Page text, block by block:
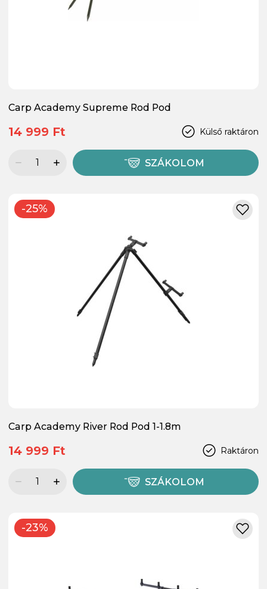
Carp Academy Supreme Rod Pod
Külső raktáron
14 999 Ft
SZÁKOLOM
-25%
Carp Academy River Rod Pod 1-1.8m
Raktáron
14 999 Ft
SZÁKOLOM
-23%